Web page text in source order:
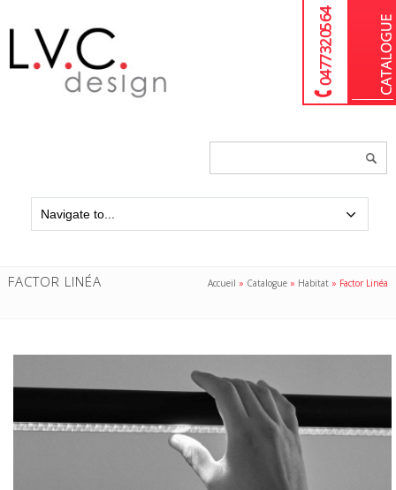
04 77 32 05 64
FACTOR LINÉA Accueil » Catalogue » Habitat » Factor Linéa